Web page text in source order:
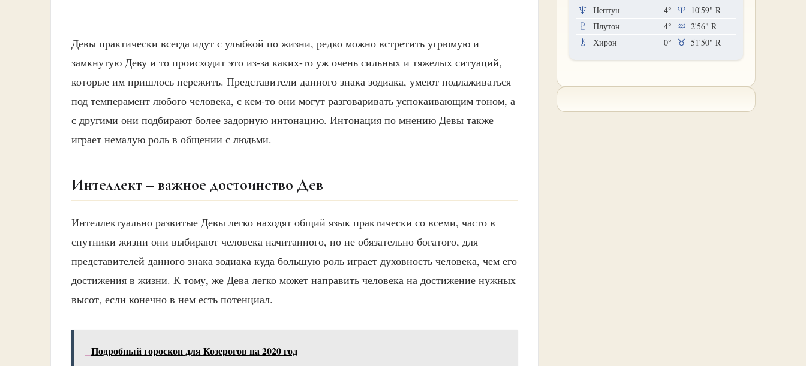
Девы практически всегда идут с улыбкой по жизни, редко можно встретить угрюмую и
замкнутую Деву и то происходит это из-за каких-то уж очень сильных и тяжелых ситуаций,
которые им пришлось пережить. Представители данного знака зодиака, умеют подлаживаться
под темперамент любого человека, с кем-то они могут разговаривать успокаивающим тоном, а
с другими они подбирают более задорную интонацию. Интонация по мнению Девы также
играет немалую роль в общении с людьми.
Интеллект – важное достоинство Дев
Интеллектуально развитые Девы легко находят общий язык практически со всеми, часто в
спутники жизни они выбирают человека начитанного, но не обязательно богатого, для
представителей данного знака зодиака куда большую роль играет духовность человека, чем его
достижения в жизни. К тому, же Дева легко может направить человека на достижение нужных
высот, если конечно в нем есть потенциал.
Подробный гороскоп для Козерогов на 2020 год
Нептун
4° 10'59" R
Плутон
4° 2'56" R
Хирон
0° 51'50" R